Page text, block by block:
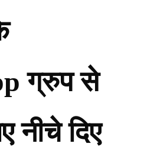
ग्रुप से
नीचे दिए